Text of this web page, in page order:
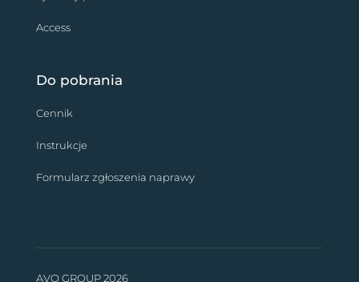
Access
Do pobrania
Cennik
Instrukcje
Formularz zgłoszenia naprawy
AVO GROUP 2026